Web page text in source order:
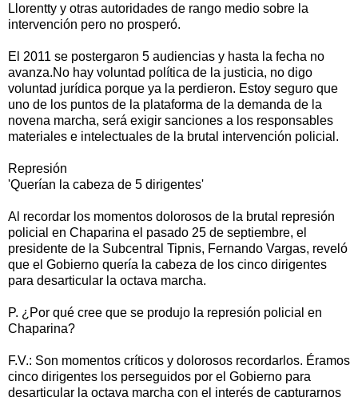
Llorentty y otras autoridades de rango medio sobre la
intervención pero no prosperó.
El 2011 se postergaron 5 audiencias y hasta la fecha no
avanza.No hay voluntad política de la justicia, no digo
voluntad jurídica porque ya la perdieron. Estoy seguro que
uno de los puntos de la plataforma de la demanda de la
novena marcha, será exigir sanciones a los responsables
materiales e intelectuales de la brutal intervención policial.
Represión
'Querían la cabeza de 5 dirigentes'
Al recordar los momentos dolorosos de la brutal represión
policial en Chaparina el pasado 25 de septiembre, el
presidente de la Subcentral Tipnis, Fernando Vargas, reveló
que el Gobierno quería la cabeza de los cinco dirigentes
para desarticular la octava marcha.
P. ¿Por qué cree que se produjo la represión policial en
Chaparina?
F.V.: Son momentos críticos y dolorosos recordarlos. Éramos
cinco dirigentes los perseguidos por el Gobierno para
desarticular la octava marcha con el interés de capturarnos